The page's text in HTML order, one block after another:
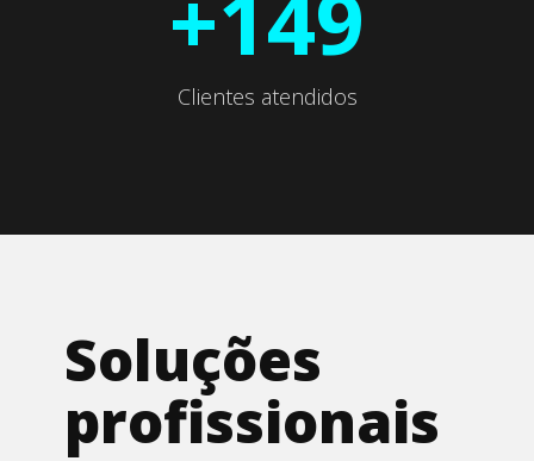
Clientes atendidos
Soluções
profissionais